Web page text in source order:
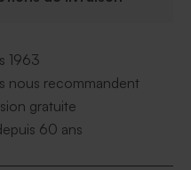
1963
nous recommandent
gratuite
60 ans